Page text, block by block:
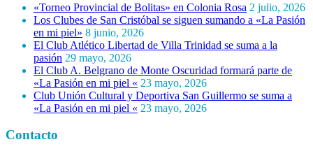
«Torneo Provincial de Bolitas» en Colonia Rosa 2 julio, 2026
Los Clubes de San Cristóbal se siguen sumando a «La Pasión
en mi piel» 8 junio, 2026
El Club Atlético Libertad de Villa Trinidad se suma a la
pasión 29 mayo, 2026
El Club A. Belgrano de Monte Oscuridad formará parte de
«La Pasión en mi piel « 23 mayo, 2026
Club Unión Cultural y Deportiva San Guillermo se suma a
«La Pasión en mi piel « 23 mayo, 2026
Contacto